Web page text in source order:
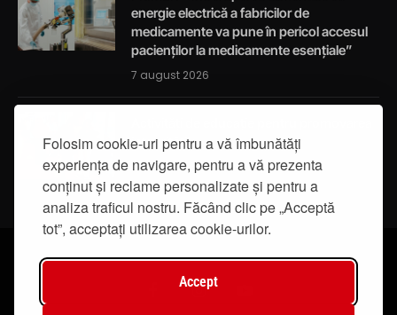
Folosim cookie-uri pentru a vă îmbunătăți
experiența de navigare, pentru a vă prezenta
conținut și reclame personalizate și pentru a
analiza traficul nostru. Făcând clic pe „Acceptă
tot”, acceptați utilizarea cookie-urilor.
Accept
energie electrică a fabricilor de
medicamente va pune în pericol accesul
pacienților la medicamente esențiale”
7 august 2026
integrității
7 august 2026